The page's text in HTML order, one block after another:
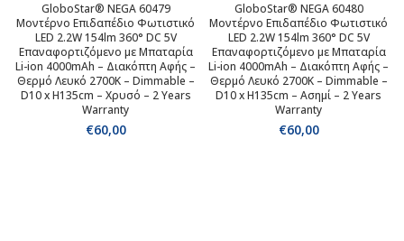
GloboStar® NEGA 60479
Μοντέρνο Επιδαπέδιο Φωτιστικό
LED 2.2W 154lm 360° DC 5V
Επαναφορτιζόμενο με Μπαταρία
Li-ion 4000mAh – Διακόπτη Αφής –
Θερμό Λευκό 2700K – Dimmable –
D10 x H135cm – Χρυσό – 2 Years
Warranty
€60,00
GloboStar® NEGA 60480
Μοντέρνο Επιδαπέδιο Φωτιστικό
LED 2.2W 154lm 360° DC 5V
Επαναφορτιζόμενο με Μπαταρία
Li-ion 4000mAh – Διακόπτη Αφής –
Θερμό Λευκό 2700K – Dimmable –
D10 x H135cm – Ασημί – 2 Years
Warranty
€60,00